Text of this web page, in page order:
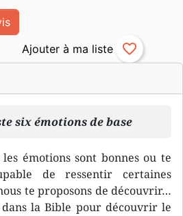
six émotions de base
émotions sont bonnes ou te
de ressentir certaines
nous te proposons de découvrir…
dans la Bible pour découvrir le
favorite_border